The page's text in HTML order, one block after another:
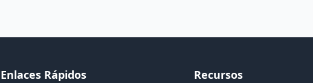
Enlaces Rápidos Recursos